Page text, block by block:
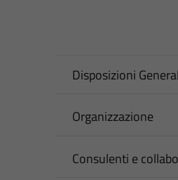
Disposizioni
Organizzazione
Consulenti e